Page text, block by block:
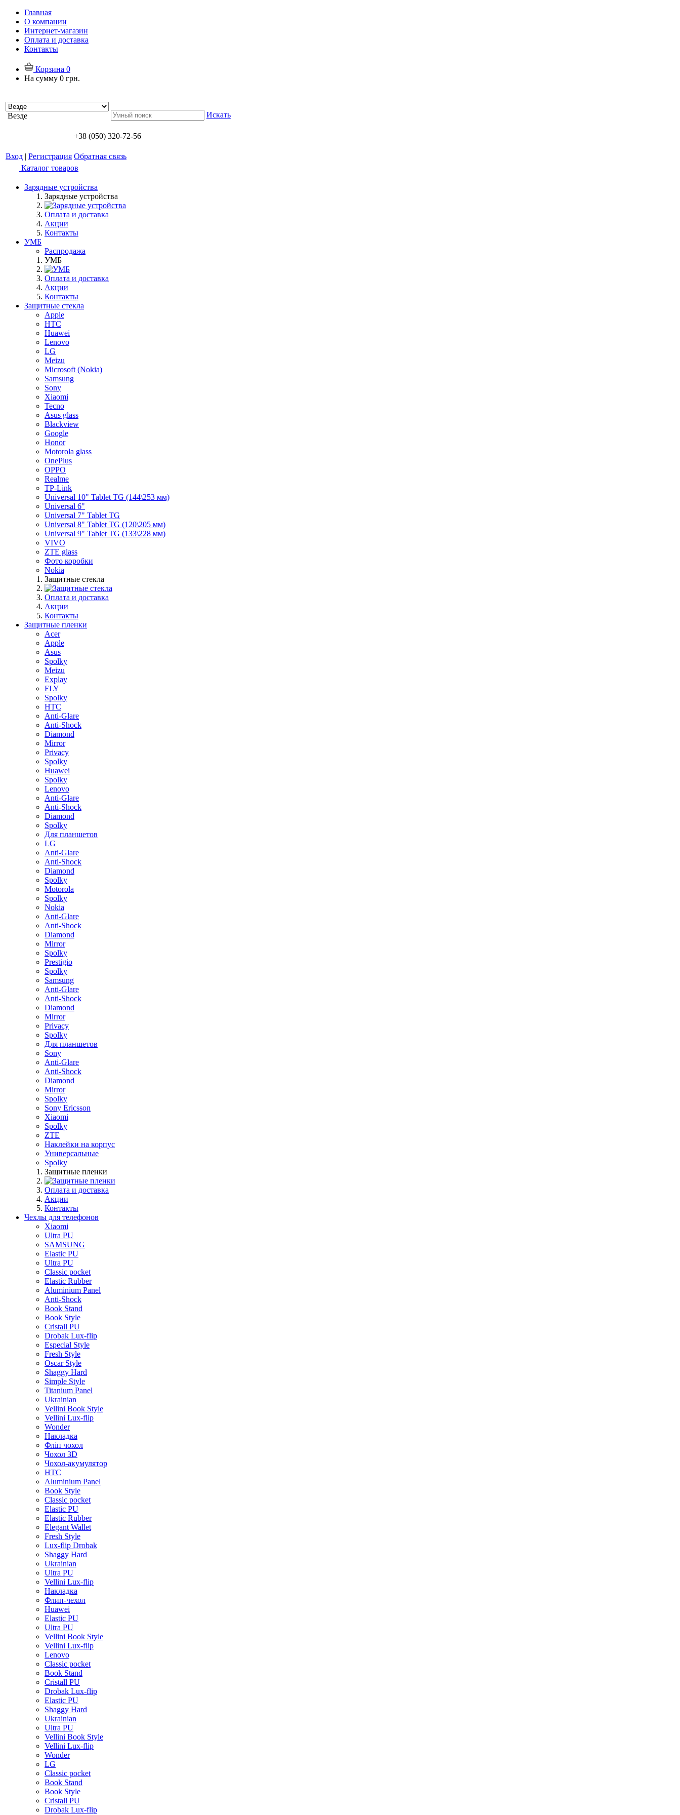
Главная
О компании
Интернет-магазин
Оплата и доставка
Контакты
Корзина 0
На сумму 0 грн.
Везде Искать
+38 (050) 320-72-56
Вход | Регистрация Обратная связь
Каталог товаров
Зарядные устройства
Зарядные устройства
Оплата и доставка
Акции
Контакты
УМБ
Распродажа
УМБ
Оплата и доставка
Акции
Контакты
Защитные стекла
Apple
HTC
Huawei
Lenovo
LG
Meizu
Microsoft (Nokia)
Samsung
Sony
Xiaomi
Tecno
Asus glass
Blackview
Google
Honor
Motorola glass
OnePlus
OPPO
Realme
TP-Link
Universal 10" Tablet TG (144\253 мм)
Universal 6"
Universal 7" Tablet TG
Universal 8" Tablet TG (120\205 мм)
Universal 9" Tablet TG (133\228 мм)
VIVO
ZTE glass
Фото коробки
Nokia
Защитные стекла
Оплата и доставка
Акции
Контакты
Защитные пленки
Acer
Apple
Asus
Spolky
Meizu
Explay
FLY
Spolky
HTC
Anti-Glare
Anti-Shock
Diamond
Mirror
Privacy
Spolky
Huawei
Spolky
Lenovo
Anti-Glare
Anti-Shock
Diamond
Spolky
Для планшетов
LG
Anti-Glare
Anti-Shock
Diamond
Spolky
Motorola
Spolky
Nokia
Anti-Glare
Anti-Shock
Diamond
Mirror
Spolky
Prestigio
Spolky
Samsung
Anti-Glare
Anti-Shock
Diamond
Mirror
Privacy
Spolky
Для планшетов
Sony
Anti-Glare
Anti-Shock
Diamond
Mirror
Spolky
Sony Ericsson
Xiaomi
Spolky
ZTE
Наклейки на корпус
Универсальные
Spolky
Защитные пленки
Оплата и доставка
Акции
Контакты
Чехлы для телефонов
Xiaomi
Ultra PU
SAMSUNG
Elastic PU
Ultra PU
Classic pocket
Elastic Rubber
Aluminium Panel
Anti-Shock
Book Stand
Book Style
Cristall PU
Drobak Lux-flip
Especial Style
Fresh Style
Oscar Style
Shaggy Hard
Simple Style
Titanium Panel
Ukrainian
Vellini Book Style
Vellini Lux-flip
Wonder
Накладка
Фліп чохол
Чохол 3D
Чохол-акумулятор
HTC
Aluminium Panel
Book Style
Classic pocket
Elastic PU
Elastic Rubber
Elegant Wallet
Fresh Style
Lux-flip Drobak
Shaggy Hard
Ukrainian
Ultra PU
Vellini Lux-flip
Накладка
Флип-чехол
Huawei
Elastic PU
Ultra PU
Vellini Book Style
Vellini Lux-flip
Lenovo
Classic pocket
Book Stand
Cristall PU
Drobak Lux-flip
Elastic PU
Shaggy Hard
Ukrainian
Ultra PU
Vellini Book Style
Vellini Lux-flip
Wonder
LG
Classic pocket
Book Stand
Book Style
Cristall PU
Drobak Lux-flip